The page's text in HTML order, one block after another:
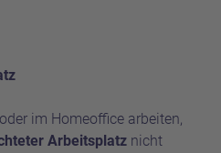
im Homeoffice arbeiten,
Arbeitsplatz nicht